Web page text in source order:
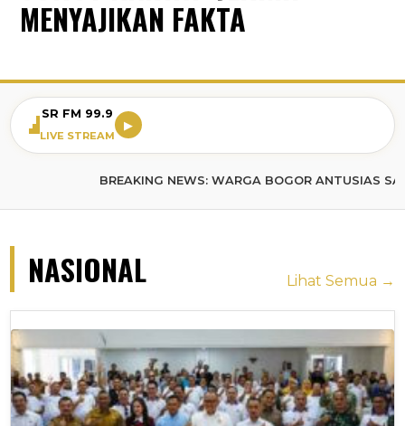
MENYAJIKAN FAKTA
SR FM 99.9
LIVE STREAM
▶
BREAKING NEWS: WARGA BOGOR ANTUSIAS SAMBUT
NASIONAL Lihat Semua →